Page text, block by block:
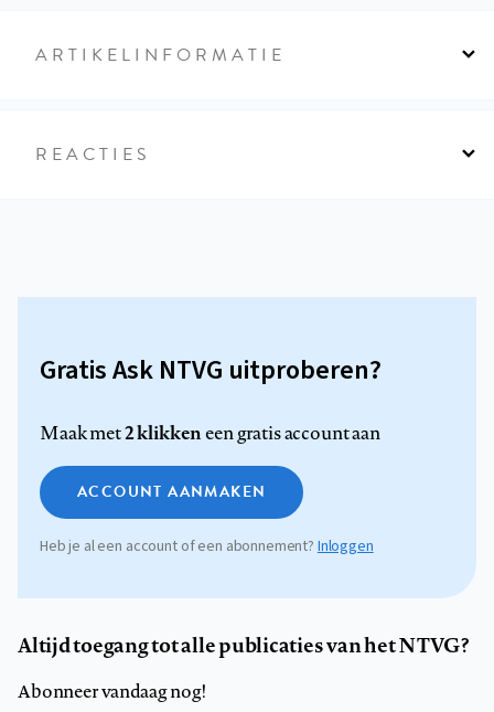
ARTIKELINFORMATIE
REACTIES
Gratis Ask NTVG uitproberen?
Maak met2 klikkeneen gratis account aan
ACCOUNT AANMAKEN
Heb je al een account of een abonnement? Inloggen
Altijd toegang tot alle publicaties van het NTVG?
Abonneer vandaag nog!